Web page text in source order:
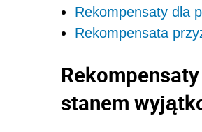
Rekompensaty dla
Rekompensata
stanem